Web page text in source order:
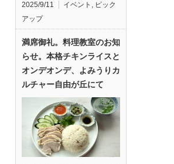
2025/9/11 イベント , ピック
アップ
満席御礼。料理教室のお知
らせ。本格チキンライスと
オンデオンデ、よみうりカ
ルチャー自由が丘にて